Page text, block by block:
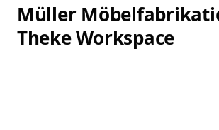
Müller
Theke Workspace